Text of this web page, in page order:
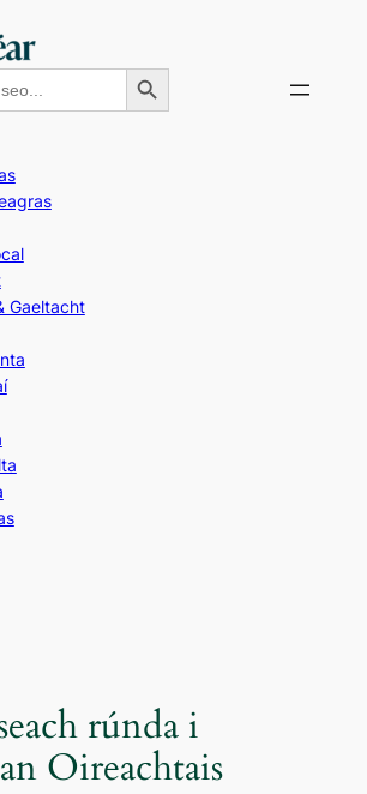
Search Button
Gaeltacht
rúnda i
Oireachtais